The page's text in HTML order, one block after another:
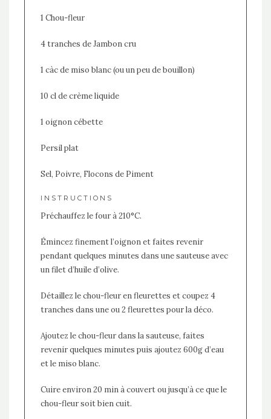
1 Chou-fleur
4 tranches de Jambon cru
1 càc de miso blanc (ou un peu de bouillon)
10 cl de crème liquide
1 oignon cébette
Persil plat
Sel, Poivre, Flocons de Piment
INSTRUCTIONS
Préchauffez le four à 210°C.
Émincez finement l’oignon et faites revenir
pendant quelques minutes dans une sauteuse avec
un filet d’huile d’olive.
Détaillez le chou-fleur en fleurettes et coupez 4
tranches dans une ou 2 fleurettes pour la déco.
Ajoutez le chou-fleur dans la sauteuse, faites
revenir quelques minutes puis ajoutez 600g d’eau
et le miso blanc.
Cuire environ 20 min à couvert ou jusqu’à ce que le
chou-fleur soit bien cuit.